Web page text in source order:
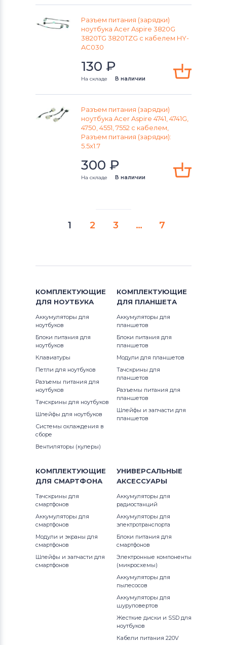
Разъем питания (зарядки)
ноутбука Acer Aspire 3820G
3820TG 3820TZG с кабелем HY-
AC030
130 ₽
На складе В наличии
Разъем питания (зарядки)
ноутбука Acer Aspire 4741, 4741G,
4750, 4551, 7552 с кабелем,
Разъем питания (зарядки):
5.5x1.7
300 ₽
На складе В наличии
1 2 3 … 7
КОМПЛЕКТУЮЩИЕ
ДЛЯ НОУТБУКА
Аккумуляторы для
ноутбуков
Блоки питания для
ноутбуков
Клавиатуры
Петли для ноутбуков
Разъемы питания для
ноутбуков
Тачскрины для ноутбуков
Шлейфы для ноутбуков
Системы охлаждения в
сборе
Вентиляторы (кулеры)
КОМПЛЕКТУЮЩИЕ
ДЛЯ ПЛАНШЕТА
Аккумуляторы для
планшетов
Блоки питания для
планшетов
Модули для планшетов
Тачскрины для
планшетов
Разъемы питания для
планшетов
Шлейфы и запчасти для
планшетов
КОМПЛЕКТУЮЩИЕ
ДЛЯ СМАРТФОНА
Тачскрины для
смартфонов
Аккумуляторы для
смартфонов
Модули и экраны для
смартфонов
Шлейфы и запчасти для
смартфонов
УНИВЕРСАЛЬНЫЕ
АКСЕССУАРЫ
Аккумуляторы для
радиостанций
Аккумуляторы для
электротранспорта
Блоки питания для
смартфонов
Электронные компоненты
(микросхемы)
Аккумуляторы для
пылесосов
Аккумуляторы для
шуруповертов
Жесткие диски и SSD для
ноутбуков
Кабели питания 220V